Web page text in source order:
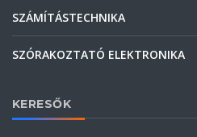
SZÁMÍTÁSTECHNIKA
SZÓRAKOZTATÓ ELEKTRONIKA
KERESŐK